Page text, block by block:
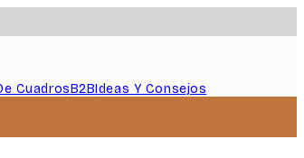
CuadrosB2BIdeas Y Consejos